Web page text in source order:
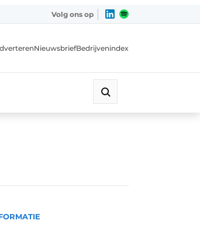
Volg ons op
NieuwsbriefBedrijvenindex